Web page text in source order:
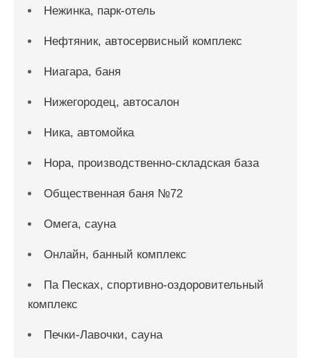
Нежинка, парк-отель
Нефтяник, автосервисный комплекс
Ниагара, баня
Нижегородец, автосалон
Ника, автомойка
Нора, производственно-складская база
Общественная баня №72
Омега, сауна
Онлайн, банный комплекс
Па Песках, спортивно-оздоровительный
комплекс
Печки-Лавочки, сауна